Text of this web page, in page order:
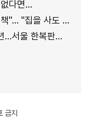
다면…
팔아도 세금만 늘어"
'가톨릭 문화의 모든 것'
금지